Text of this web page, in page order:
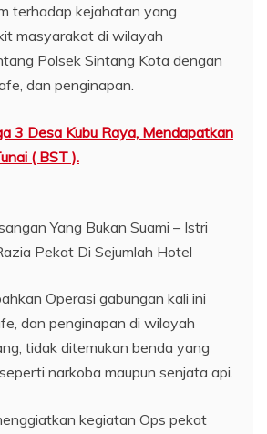
terhadap kejahatan yang
masyarakat di wilayah
Polsek Sintang Kota dengan
dan penginapan.
3 Desa Kubu Raya, Mendapatkan
( BST ).
Yang Bukan Suami – Istri
Pekat Di Sejumlah Hotel
Operasi gabungan kali ini
dan penginapan di wilayah
tidak ditemukan benda yang
narkoba maupun senjata api.
kegiatan Ops pekat